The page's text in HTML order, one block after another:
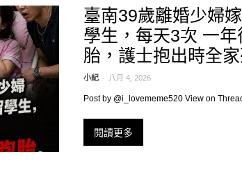
臺南39歲離婚少婦
學生，每天3次 一
胎，護士抱出時全家
小紀 - 八月 4, 2026
Post by @i_lovememe520 View on
閱讀更多